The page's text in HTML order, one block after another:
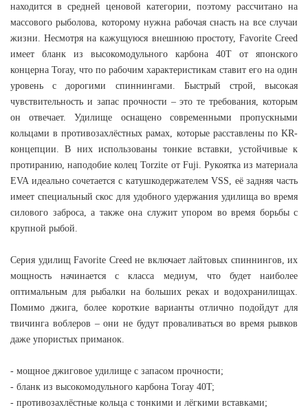
находится в средней ценовой категории, поэтому рассчитано на
массового рыболова, которому нужна рабочая снасть на все случаи
жизни. Несмотря на кажущуюся внешнюю простоту, Favorite Creed
имеет бланк из высокомодульного карбона 40T от японского
концерна Toray, что по рабочим характеристикам ставит его на один
уровень с дорогими спиннингами. Быстрый строй, высокая
чувствительность и запас прочности – это те требования, которым
он отвечает. Удилище оснащено современными пропускными
кольцами в противозахлёстных рамах, которые расставлены по KR-
концепции. В них использованы тонкие вставки, устойчивые к
протиранию, наподобие колец Torzite от Fuji. Рукоятка из материала
EVA идеально сочетается с катушкодержателем VSS, её задняя часть
имеет специальный скос для удобного удержания удилища во время
силового заброса, а также она служит упором во время борьбы с
крупной рыбой.
Серия удилищ Favorite Creed не включает лайтовых спиннингов, их
мощность начинается с класса медиум, что будет наиболее
оптимальным для рыбалки на больших реках и водохранилищах.
Помимо джига, более короткие варианты отлично подойдут для
твичинга воблеров – они не будут проваливаться во время рывков
даже упористых приманок.
- мощное джиговое удилище с запасом прочности;
- бланк из высокомодульного карбона Toray 40T;
- противозахлёстные кольца с тонкими и лёгкими вставками;